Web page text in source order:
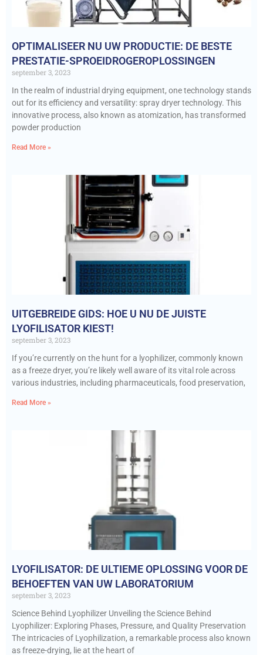
OPTIMALISEER NU UW PRODUCTIE: DE BESTE
PRESTATIE-SPROEIDROGEROPLOSSINGEN
september 3, 2023
In the realm of industrial drying equipment, one technology stands
out for its efficiency and versatility: spray dryer technology. This
innovative process, also known as atomization, has transformed
powder production
Read More »
UITGEBREIDE GIDS: HOE U NU DE JUISTE
LYOFILISATOR KIEST!
september 3, 2023
If you’re currently on the hunt for a lyophilizer, commonly known
as a freeze dryer, you’re likely well aware of its vital role across
various industries, including pharmaceuticals, food preservation,
Read More »
LYOFILISATOR: DE ULTIEME OPLOSSING VOOR DE
BEHOEFTEN VAN UW LABORATORIUM
september 3, 2023
Science Behind Lyophilizer Unveiling the Science Behind
Lyophilizer: Exploring Phases, Pressure, and Quality Preservation
The intricacies of Lyophilization, a remarkable process also known
as freeze-drying, lie at the heart of